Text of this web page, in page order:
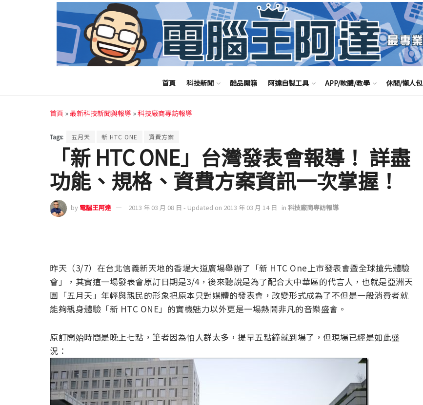
首頁 科技新聞 酷品開箱 阿達自製工具 APP/軟體/教學 休閒/懶人包
首頁 »最新科技新聞與報導 »科技廠商專訪報導
Tags: 五月天 新 HTC ONE 資費方案
「新 HTC ONE」台灣發表會報導！ 詳盡
功能、規格、資費方案資訊一次掌握！
by 電腦王阿達 2013 年 03 月 08 日 - Updated on 2013 年 03 月 14 日 in 科技廠商專訪報導
昨天（3/7）在台北信義新天地的香堤大道廣場舉辦了「新 HTC One上市發表會暨全球搶先體驗
會」，其實這一場發表會原訂日期是3/4，後來聽說是為了配合大中華區的代言人，也就是亞洲天
團「五月天」年輕與親民的形象把原本只對媒體的發表會，改變形式成為了不但是一般消費者就
能夠親身體驗「新 HTC ONE」的實機魅力以外更是一場熱鬧非凡的音樂盛會。
原訂開始時間是晚上七點，筆者因為怕人群太多，提早五點鐘就到場了，但現場已經是如此盛
況：